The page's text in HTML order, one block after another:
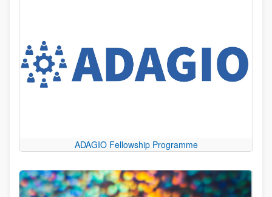
ADAGIO Fellowship Programme